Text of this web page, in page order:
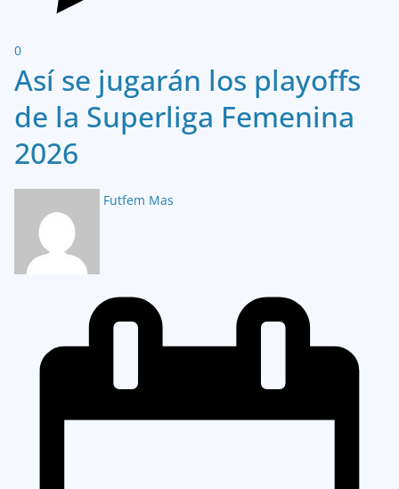
0
Así se jugarán los playoffs
de la Superliga Femenina
2026
Futfem Mas